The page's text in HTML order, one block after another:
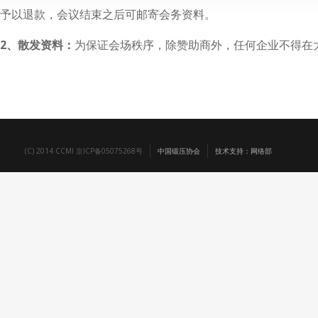
予以退款，会议结束之后可邮寄会务资料。
2、散发资料： 为保证会场秩序，除赞助商外，任何企业不得
(C) 2014 CCMI 京ICP备05075268号 中国锻压协会 技术支持：网络部